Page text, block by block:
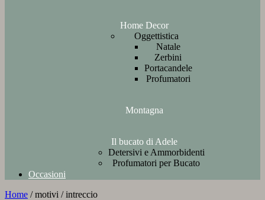
Home Decor
Oggettistica
Natale
Zerbini
Portacandele
Profumatori
Montagna
Il bucato di Adele
Detersivi e Ammorbidenti
Profumatori per Bucato
Occasioni
Home /motivi /intreccio